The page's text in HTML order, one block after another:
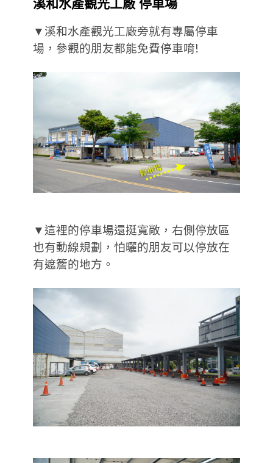
溪和水產觀光工廠 停車場
▼溪和水產觀光工廠旁就有專屬停車
場，參觀的朋友都能免費停車唷!
▼這裡的停車場還挺寬敞，右側停放區
也有動線規劃，怕曬的朋友可以停放在
有遮簷的地方。